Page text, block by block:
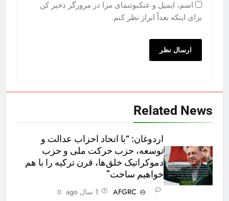
اسم، ایمیل و عنکبوتنمای مرا در مرورگر ذخیر کن
برای اینکه بعداً ابراز نظر کنم.
Related News
اردوغان: “با اتحاد احزاب عدالت و
توسعه، حزب حرکت ملی و حزب
دموکراتیک خلق‌ها، قرن ترکیه را با هم
خواهیم ساخت”
AFGRC
1 سال ago 0